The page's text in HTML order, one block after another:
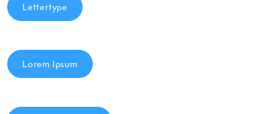
Lettertype
Lorem Ipsum